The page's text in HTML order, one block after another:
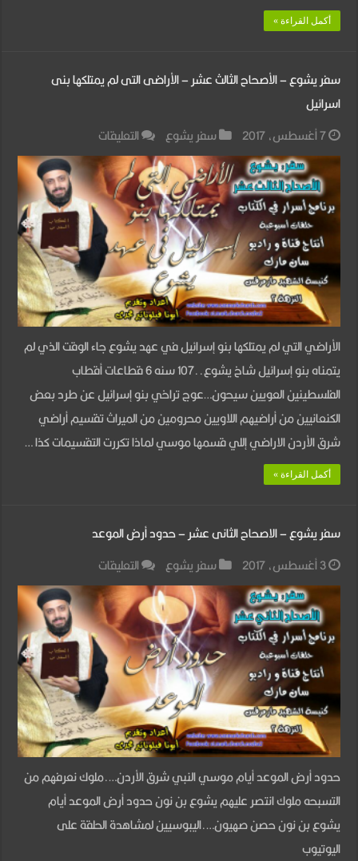
أكمل القراءة »
سفر يشوع – الأصحاح الثالث عشر – الأراضى التى لم يمتلكها بنى
اسرائيل
7 أغسطس، 2017
سفر يشوع التعليقات
سفر
يشوع
–
الأصحاح
الثالث
عشر
–
الأراضى
التى
لم
يمتلكها
بنى
اسرائيل
الأراضي التي لم يمتلكها بنو إسرائيل في عهد يشوع جاء الوقت الذي لم
يتمناه بنو إسرائيل شاخ يشوع..107 سنه 6 قطاعات أقطاب
الفلسطينين العويين سيحون…عوج تراخي بنو إسرائيل عن طرد بعض
الكنعانيين من أراضيهم اللاويين محرومين من الميراث تقسيم أراضي
شرق الأردن الاراضي إللي قسمها موسي لماذا تكررت التقسيمات كذا …
أكمل القراءة »
سفر يشوع – الاصحاح الثانى عشر – حدود أرض الموعد
3 أغسطس، 2017
سفر يشوع التعليقات
سفر
يشوع
–
الاصحاح
الثانى
عشر
–
حدود
أرض
الموعد
مغلقة
حدود أرض الموعد أيام موسي النبي شرق الأردن….ملوك نعرفهم من
التسبحه ملوك انتصر عليهم يشوع بن نون حدود أرض الموعد أيام
يشوع بن نون حصن صهيون….اليبوسيين لمشاهدة الحلقة على
اليوتيوب